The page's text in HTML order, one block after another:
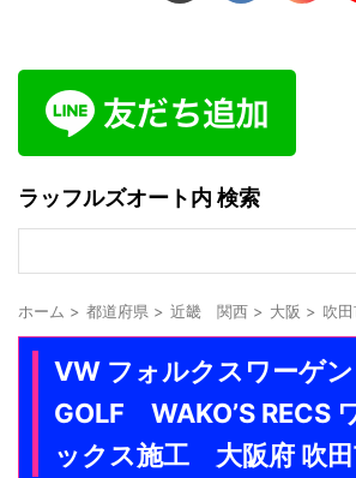
ラッフルズオート内 検索
ホーム > 都道府県 > 近畿 関西 > 大阪 > 吹
VW フォルクスワーゲ
GOLF WAKO’S RECS
ックス施工 大阪府 吹田